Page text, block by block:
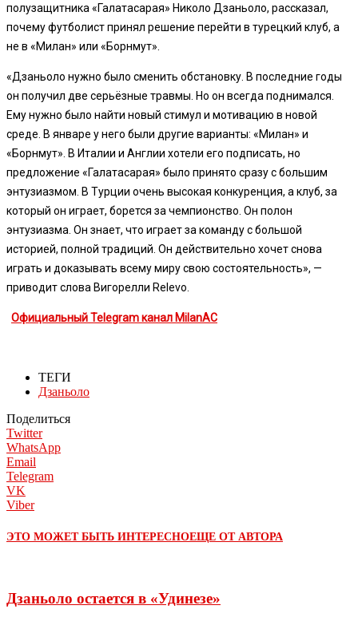
полузащитника «Галатасарая» Николо Дзаньоло, рассказал,
почему футболист принял решение перейти в турецкий клуб, а
не в «Милан» или «Борнмут».
«Дзаньоло нужно было сменить обстановку. В последние годы
он получил две серьёзные травмы. Но он всегда поднимался.
Ему нужно было найти новый стимул и мотивацию в новой
среде. В январе у него были другие варианты: «Милан» и
«Борнмут». В Италии и Англии хотели его подписать, но
предложение «Галатасарая» было принято сразу с большим
энтузиазмом. В Турции очень высокая конкуренция, а клуб, за
который он играет, борется за чемпионство. Он полон
энтузиазма. Он знает, что играет за команду с большой
историей, полной традиций. Он действительно хочет снова
играть и доказывать всему миру свою состоятельность», —
приводит слова Вигорелли Relevo.
Официальный Telegram канал MilanAC
ТЕГИ
Дзаньоло
Поделиться
Twitter
WhatsApp
Email
Telegram
VK
Viber
ЭТО МОЖЕТ БЫТЬ ИНТЕРЕСНОЕЩЕ ОТ АВТОРА
Дзаньоло остается в «Удинезе»